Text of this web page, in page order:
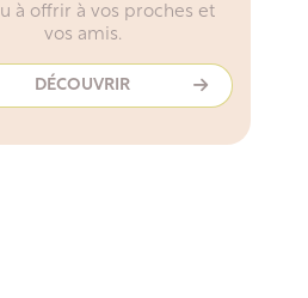
à offrir à vos proches et
vos amis.
DÉCOUVRIR